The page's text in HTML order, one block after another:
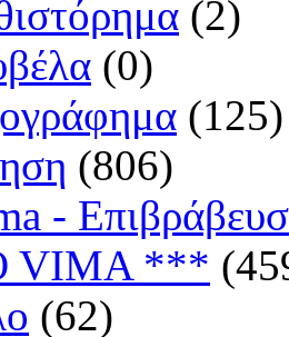
(2)
(0)
(125)
(806)
-
VIMA ***
(62)